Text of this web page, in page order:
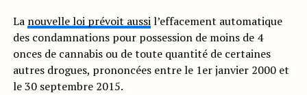
La nouvelle loi prévoit aussil’effacement automatique
des condamnations pour possession de moins de 4
onces de cannabis ou de toute quantité de certaines
autres drogues, prononcées entre le 1er janvier 2000 et
le 30 septembre 2015.